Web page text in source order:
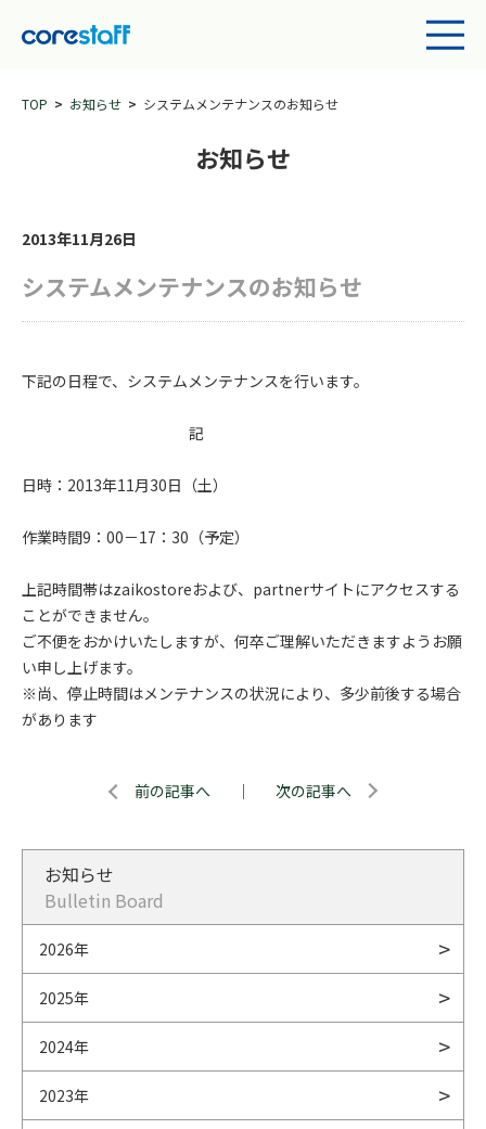
TOP お知らせ システムメンテナンスのお知らせ
お知らせ
2013年11月26日
システムメンテナンスのお知らせ
下記の日程で、システムメンテナンスを行います。
記
日時：2013年11月30日（土）
作業時間9：00－17：30（予定）
上記時間帯はzaikostoreおよび、partnerサイトにアクセスする
ことができません。
ご不便をおかけいたしますが、何卒ご理解いただきますようお願
い申し上げます。
※尚、停止時間はメンテナンスの状況により、多少前後する場合
があります
前の記事へ ｜ 次の記事へ
お知らせ
Bulletin Board
2026年
2025年
2024年
2023年